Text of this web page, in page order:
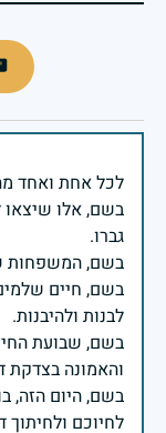
בשם, אלו שיצאו
בשם, חיים
בשם, שבועת
בשם, היום הזה,